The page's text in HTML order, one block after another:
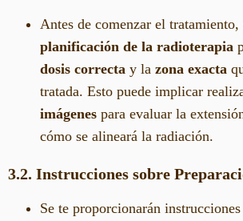
Antes de comenzar el tratamiento,
planificación de la radioterapia
dosis correcta y la zona exacta
tratada. Esto puede implicar
imágenes para evaluar la
cómo se alineará la radiación.
3.2. Instrucciones sobre
Se te proporcionarán